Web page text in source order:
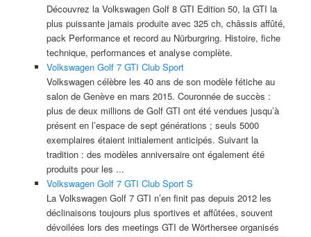
Découvrez la Volkswagen Golf 8 GTI Edition 50, la GTI la
plus puissante jamais produite avec 325 ch, châssis affûté,
pack Performance et record au Nürburgring. Histoire, fiche
technique, performances et analyse complète.
Volkswagen Golf 7 GTI Club Sport
Volkswagen célèbre les 40 ans de son modèle fétiche au
salon de Genève en mars 2015. Couronnée de succès :
plus de deux millions de Golf GTI ont été vendues jusqu’à
présent en l’espace de sept générations ; seuls 5000
exemplaires étaient initialement anticipés. Suivant la
tradition : des modèles anniversaire ont également été
produits pour les ...
Volkswagen Golf 7 GTI Club Sport S
La Volkswagen Golf 7 GTI n’en finit pas depuis 2012 les
déclinaisons toujours plus sportives et affûtées, souvent
dévoilées lors des meetings GTI de Wörthersee organisés